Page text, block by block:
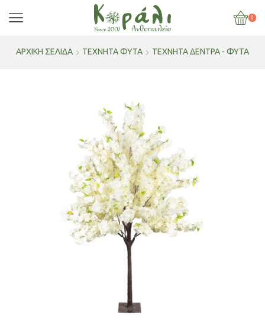
0
ΑΡΧΙΚΉ ΣΕΛΊΔΑ ΤΕΧΝΗΤΑ ΦΥΤΑ ΤΕΧΝΗΤΆ ΔΈΝΤΡΑ - ΦΥΤΆ